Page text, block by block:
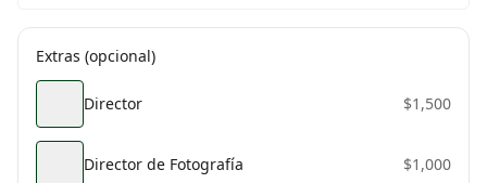
Extras (opcional)
Director $1,500
Director de Fotografía $1,000